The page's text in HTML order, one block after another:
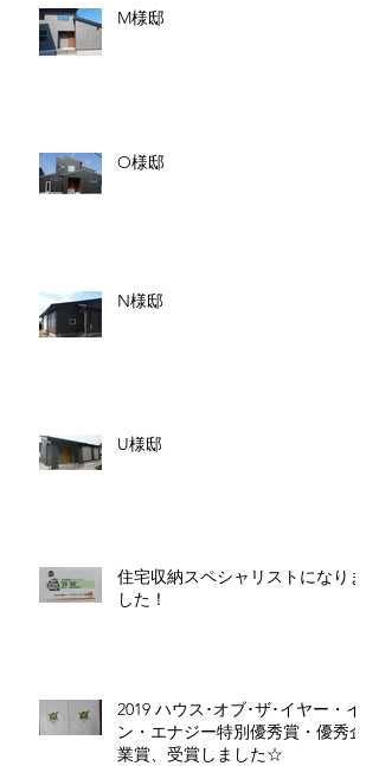
M様邸
O様邸
N様邸
U様邸
住宅収納スペシャリストになりま
した！
2019 ハウス･オブ･ザ･イヤー・イ
ン・エナジー特別優秀賞・優秀企
業賞、受賞しました☆